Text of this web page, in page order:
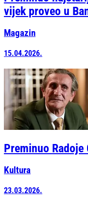
vijek proveo u
Magazin
15.04.2026.
Preminuo Radoje
Kultura
23.03.2026.